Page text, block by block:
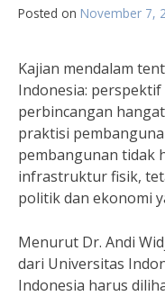
Posted on November 7,
Kajian mendalam
Indonesia:
perbincangan
praktisi
pembangunan tidak
infrastruktur fisik,
politik dan ekonomi
Menurut Dr. Andi
dari Universitas
Indonesia harus